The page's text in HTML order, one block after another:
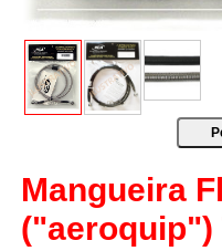
Mangueira
("aeroquip")